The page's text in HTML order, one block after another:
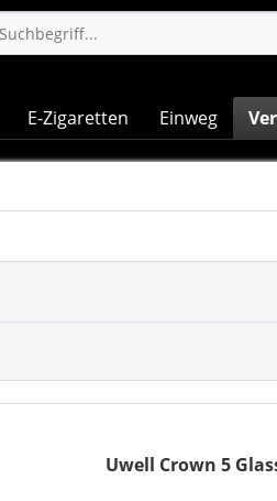
E-Zigaretten Einweg
Uwell Crown 5